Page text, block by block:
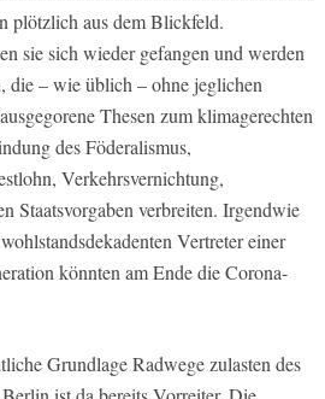
plötzlich aus dem Blickfeld.
sie sich wieder gefangen und werden
die – wie üblich – ohne jeglichen
Thesen zum klimagerechten
des Föderalismus,
Verkehrsvernichtung,
Staatsvorgaben verbreiten. Irgendwie
Vertreter einer
könnten am Ende die Corona-
Grundlage Radwege zulasten des